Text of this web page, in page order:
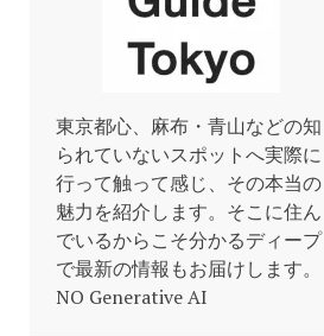
東京都心、麻布・青山などの知
られていないスポットへ実際に
行って触って感じ、その本当の
魅力を紹介します。そこに住ん
でいるからこそ分かるディープ
で最新の情報もお届けします。
NO Generative AI